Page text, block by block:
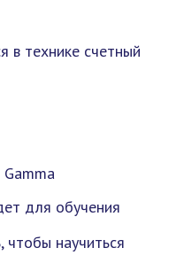
в технике счетный
для обучения
чтобы научиться